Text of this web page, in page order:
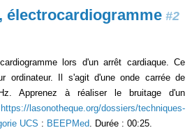
électrocardiogramme #2
lors d'un arrêt cardiaque. Ce
ordinateur. Il s'agit d'une onde carrée de
Apprenez à réaliser le bruitage d'un
https://lasonotheque.org/dossiers/techniques-
UCS : BEEPMed . Durée : 00:25.